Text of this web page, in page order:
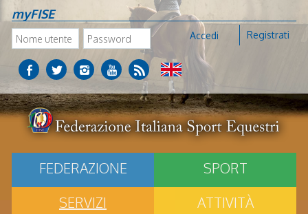
myFISE
Accedi Registrati
FEDERAZIONE
SPORT
SERVIZI
ATTIVITÀ